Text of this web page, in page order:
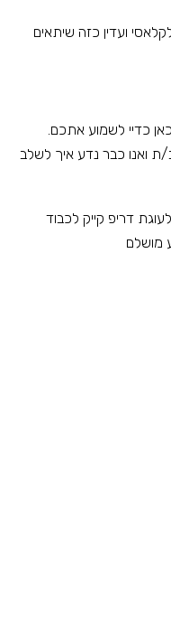
ועדין כזה שיתאים
כדיי לשמוע אתכם.
ת ואנו כבר נדע איך לשלב
דריפ קייק לכבוד
מושלם